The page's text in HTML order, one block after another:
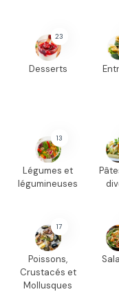
23
Desserts
13
Légumes et
légumineuses
17
Poissons,
Crustacés et
Mollusques